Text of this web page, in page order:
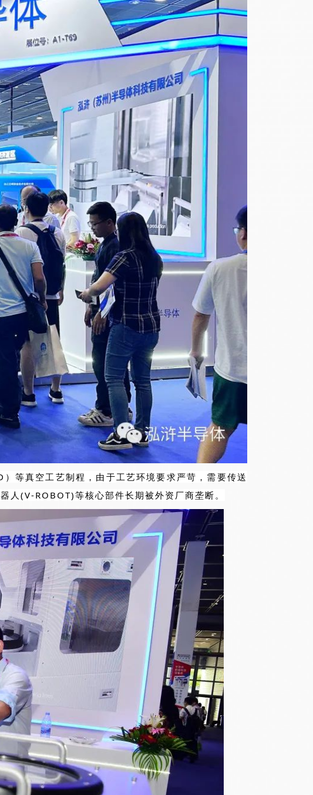
等真空工艺制程，由于工艺环境要求严苛，需要传送
人(V-ROBOT)等核心部件长期被外资厂商垄断。